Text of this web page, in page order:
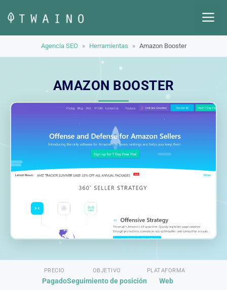
contenido
Agencia SEO » Herramientas » Amazon Booster
AMAZON BOOSTER
PRECIO
Pagado
OBJETIVO
Seguimiento de posición
PLATAFORMA
Web